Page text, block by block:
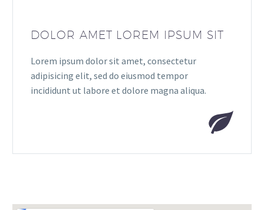
DOLOR AMET LOREM IPSUM SIT
Lorem ipsum dolor sit amet, consectetur
adipisicing elit, sed do eiusmod tempor
incididunt ut labore et dolore magna aliqua.